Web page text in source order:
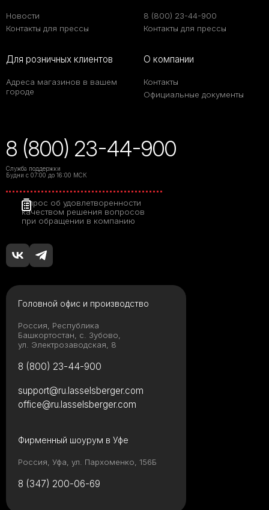
Новости
Контакты для прессы
8 (800) 23-44-900
Контакты для прессы
Для розничных клиентов
Адреса магазинов в вашем
городе
О компании
Контакты
Официальные документы
8 (800) 23-44-900
Служба поддержки
Будни с 07:00 до 16:00 МСК
Опрос об удовлетворенности
качеством решения вопросов
при обращении в компанию
Головной офис и производство
Россия, Республика
Башкортостан, с. Зубово,
ул. Электрозаводская, 8
8 (800) 23-44-900
Фирменный шоурум в Уфе
Россия, Уфа, ул. Пархоменко, 156Б
8 (347) 200-06-69
support@ru.lasselsberger.com
office@ru.lasselsberger.com